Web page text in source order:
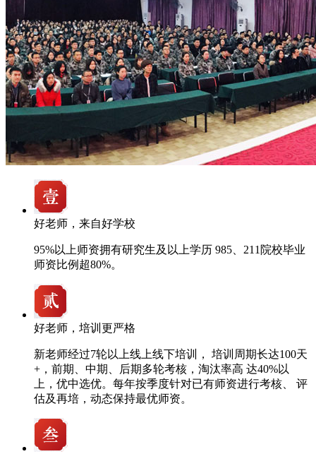
好老师，来自好学校
95%以上师资拥有研究生及以上学历 985、211院校毕业
师资比例超80%。
好老师，培训更严格
新老师经过7轮以上线上线下培训， 培训周期长达100天
+，前期、中期、后期多轮考核，淘汰率高 达40%以
上，优中选优。每年按季度针对已有师资进行考核、 评
估及再培，动态保持最优师资。